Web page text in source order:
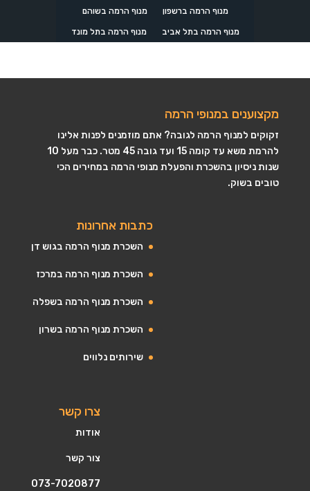
מנוף הרמה ברשפון מנוף הרמה בשוהם
מנוף הרמה בתל אביב מנוף הרמה בתל מונד
מקצוענים במנופי הרמה
זקוקים למנוף הרמה לגובה? אתם מוזמנים לפנות אלינו
להרמת משא עד קומה 15 ועד גובה 45 מטר. כבר מעל 10
שנות ניסיון בהשכרת והפעלת מנופי הרמה במחירים הכי
טובים בשוק.
כתבות אחרונות
השכרת מנוף הרמה בגוש דן
השכרת מנוף הרמה במרכז
השכרת מנוף הרמה בשפלה
השכרת מנוף הרמה בשרון
שירותים נלווים
צרו קשר
אודות
צור קשר
073-7020877